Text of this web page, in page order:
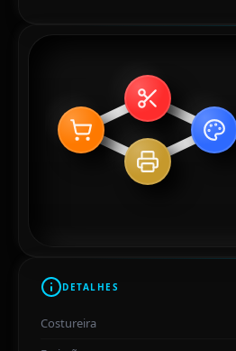
DETALHES
Costureira